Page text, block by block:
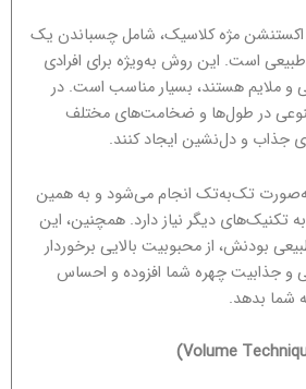
مژه کلاسیک، شامل چسباندن یک
است. این روش به‌ویژه برای افرادی
و ملایم هستند، بسیار مناسب است. در
در طول‌ها و ضخامت‌های مختلف
جذاب و دل‌نشین ایجاد کنند.
تک‌به‌تک انجام می‌شود و به همین
تکنیک‌های دیگر نیاز دارد. همچنین، این
بودنش، از محبوبیت بالایی برخوردار
و جذابیت چهره شما افزوده و احساس
شما بدهد.